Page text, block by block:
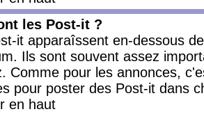
les Post-it ?
it apparaîssent en-dessous
Ils sont souvent assez
Comme pour les annonces,
pour poster des Post-it dans
en haut